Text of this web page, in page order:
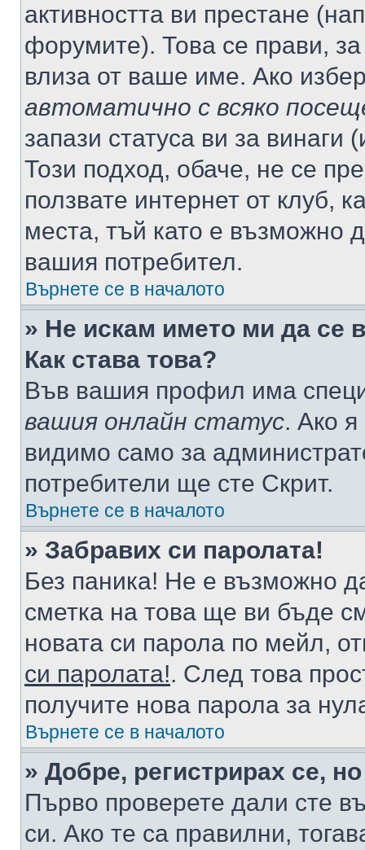
активността ви престане
форумите). Това се прави,
влиза от ваше име. Ако
автоматично с всяко
запази статуса ви за винаги
Този подход, обаче, не се
ползвате интернет от клуб,
места, тъй като е възможно
вашия потребител.
Върнете се в началото
» Не искам името ми да се
Как става това?
Във вашия профил има
вашия онлайн статус. Ако
видимо само за
потребители ще сте Скрит.
Върнете се в началото
» Забравих си паролата!
Без паника! Не е възможно
сметка на това ще ви бъде
новата си парола по мейл,
си паролата!. След това
получите нова парола за
Върнете се в началото
» Добре, регистрирах се,
Първо проверете дали сте
си. Ако те са правилни,